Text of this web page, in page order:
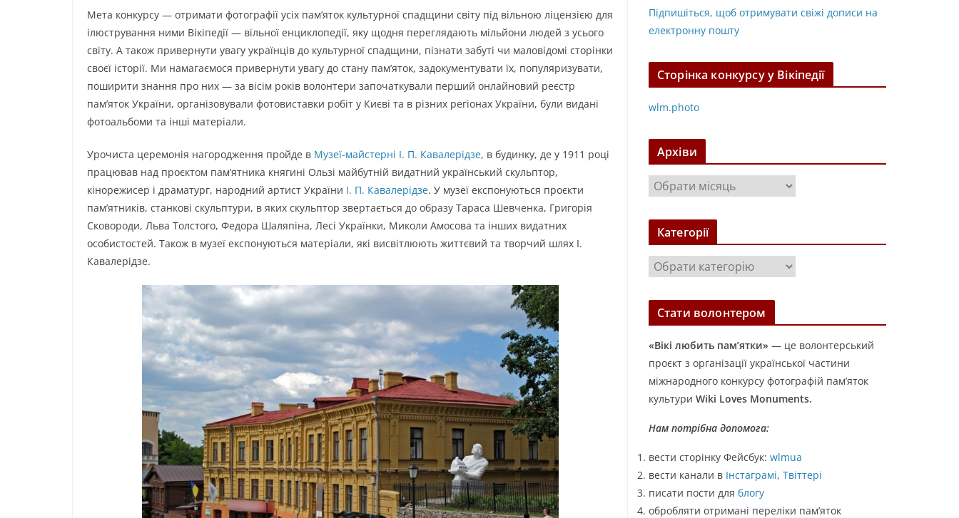
Мета конкурсу — отримати фотографії усіх пам’яток культурної спадщини світу під вільною ліцензією для
ілюстрування ними Вікіпедії — вільної енциклопедії, яку щодня переглядають мільйони людей з усього
світу. А також привернути увагу українців до культурної спадщини, пізнати забуті чи маловідомі сторінки
своєї історії. Ми намагаємося привернути увагу до стану пам’яток, задокументувати їх, популяризувати,
поширити знання про них — за вісім років волонтери започаткували перший онлайновий реєстр
пам’яток України, організовували фотовиставки робіт у Києві та в різних регіонах України, були видані
фотоальбоми та інші матеріали.
Урочиста церемонія нагородження пройде в Музеї-майстерні І. П. Кавалерідзе, в будинку, де у 1911 році
працював над проєктом пам’ятника княгині Ользі майбутній видатний український скульптор,
кінорежисер і драматург, народний артист України І. П. Кавалерідзе. У музеї експонуються проєкти
пам’ятників, станкові скульптури, в яких скульптор звертається до образу Тараса Шевченка, Григорія
Сковороди, Льва Толстого, Федора Шаляпіна, Лесі Українки, Миколи Амосова та інших видатних
особистостей. Також в музеї експонуються матеріали, які висвітлюють життєвий та творчий шлях І.
Кавалерідзе.
Підпишіться, щоб отримувати свіжі дописи на
електронну пошту
Сторінка конкурсу у Вікіпедії
wlm.photo
Архіви
р
х
в
Категорії
а
т
о
р
і
ї
Стати волонтером
«Вікі любить пам’ятки» — це волонтерський
проєкт з організації української частини
міжнародного конкурсу фотографій пам’яток
культури Wiki Loves Monuments.
Нам потрібна допомога:
вести сторінку Фейсбук: wlmua
вести канали в Інстаграмі, Твіттері
писати пости для блогу
обробляти отримані переліки пам’яток